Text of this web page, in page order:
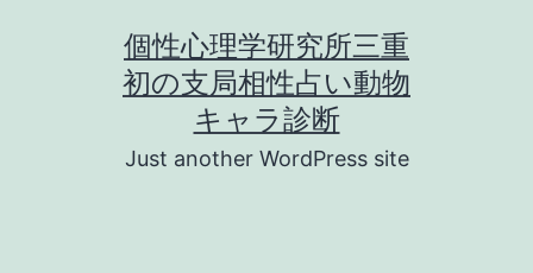
個性心理学研究所三重
初の支局相性占い動物
キャラ診断
Just another WordPress site